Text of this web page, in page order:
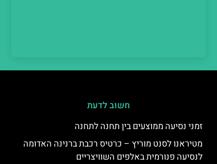
חשוב לדעת
זמני נסיעה ממוצעים בין תחנה לתחנה
מטיראנו לסנט מוריץ – כרטיס רכבת ברנינה האדומה
לנסיעה פנורמית באלפים השוויצריים